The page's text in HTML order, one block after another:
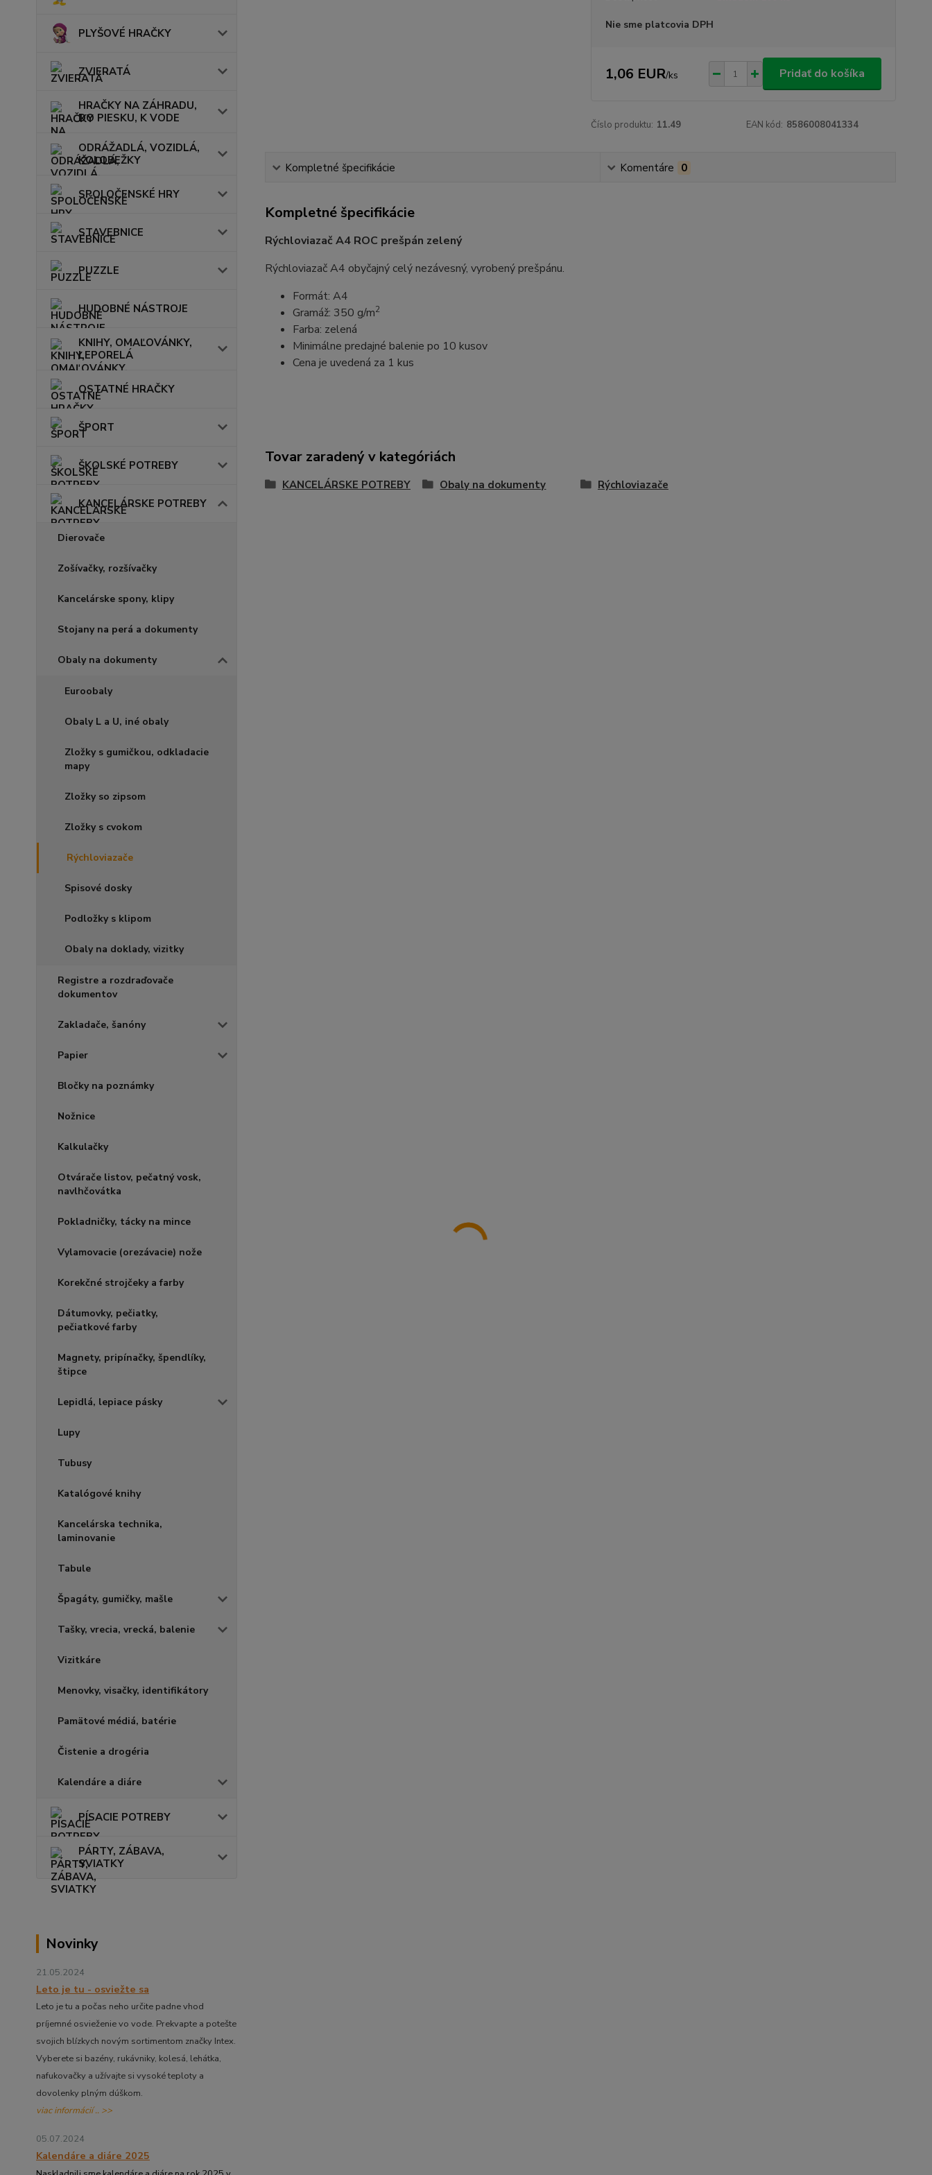
PLYŠOVÉ HRAČKY
ZVIERATÁ
HRAČKY NA ZÁHRADU,
DO PIESKU, K VODE
ODRÁŽADLÁ, VOZIDLÁ,
KOLOBEŽKY
SPOLOČENSKÉ HRY
STAVEBNICE
PUZZLE
HUDOBNÉ NÁSTROJE
KNIHY, OMAĽOVÁNKY,
LEPORELÁ
OSTATNÉ HRAČKY
ŠPORT
ŠKOLSKÉ POTREBY
KANCELÁRSKE POTREBY
Dierovače
Zošívačky, rozšívačky
Kancelárske spony, klipy
Stojany na perá a dokumenty
Obaly na dokumenty
Euroobaly
Obaly L a U, iné obaly
Zložky s gumičkou, odkladacie
mapy
Zložky so zipsom
Zložky s cvokom
Rýchloviazače
Spisové dosky
Podložky s klipom
Obaly na doklady, vizitky
Registre a rozdraďovače
dokumentov
Zakladače, šanóny
Papier
Bločky na poznámky
Nožnice
Kalkulačky
Otvárače listov, pečatný vosk,
navlhčovátka
Pokladničky, tácky na mince
Vylamovacie (orezávacie) nože
Korekčné strojčeky a farby
Dátumovky, pečiatky,
pečiatkové farby
Magnety, pripínačky, špendlíky,
štipce
Lepidlá, lepiace pásky
Lupy
Tubusy
Katalógové knihy
Kancelárska technika,
laminovanie
Tabule
Špagáty, gumičky, mašle
Tašky, vrecia, vrecká, balenie
Vizitkáre
Menovky, visačky, identifikátory
Pamätové médiá, batérie
Čistenie a drogéria
Kalendáre a diáre
PÍSACIE POTREBY
PÁRTY, ZÁBAVA,
SVIATKY
Novinky
21.05.2024
Leto je tu - osviežte sa
Leto je tu a počas neho určite padne vhod
príjemné osvieženie vo vode. Prekvapte a potešte
svojich blízkych novým sortimentom značky Intex.
Vyberete si bazény, rukávniky, kolesá, lehátka,
nafukovačky a užívajte si vysoké teploty a
dovolenky plným dúškom.
viac informácií .. >>
05.07.2024
Kalendáre a diáre 2025
Nie sme platcovia DPH
1,06 EUR/ks Pridať do košíka
Číslo produktu: 11.49 EAN kód: 8586008041334
Kompletné špecifikácie Komentáre 0
Kompletné špecifikácie
Rýchloviazač A4 ROC prešpán zelený
Rýchloviazač A4 obyčajný celý nezávesný, vyrobený prešpánu.
Formát: A4
Gramáž: 350 g/m2
Farba: zelená
Minimálne predajné balenie po 10 kusov
Cena je uvedená za 1 kus
Tovar zaradený v kategóriách
KANCELÁRSKE POTREBY Obaly na dokumenty Rýchloviazače